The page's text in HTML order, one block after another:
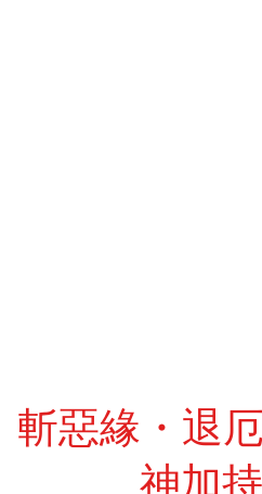
斬惡緣・退
神加